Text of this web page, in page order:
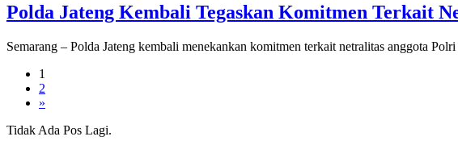
Polda Jateng Kembali Tegaskan Komitmen Terkait
Semarang – Polda Jateng kembali menekankan komitmen terkait netralitas anggota
1
2
»
Tidak Ada Pos Lagi.